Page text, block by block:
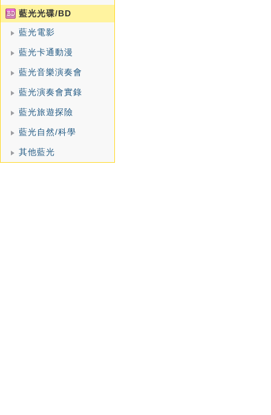
藍光光碟/BD
藍光電影
藍光卡通動漫
藍光音樂演奏會
藍光演奏會實錄
藍光旅遊探險
藍光自然/科學
其他藍光